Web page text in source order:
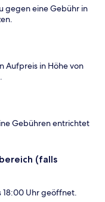
gegen eine Gebühr in
Aufpreis in Höhe von
Gebühren entrichtet
(falls
18:00 Uhr geöffnet.